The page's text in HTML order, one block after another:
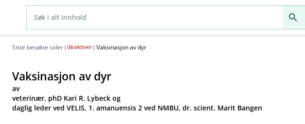
Siste besøkte sider (deaktiver) Vaksinasjon av dyr
Vaksinasjon av dyr
av
veterinær, phD Kari R. Lybeck og
daglig leder ved VELIS, 1. amanuensis 2 ved NMBU, dr. scient. Marit Bangen